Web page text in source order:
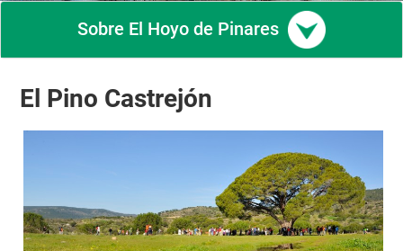
Sobre El Hoyo de Pinares
El Pino Castrejón